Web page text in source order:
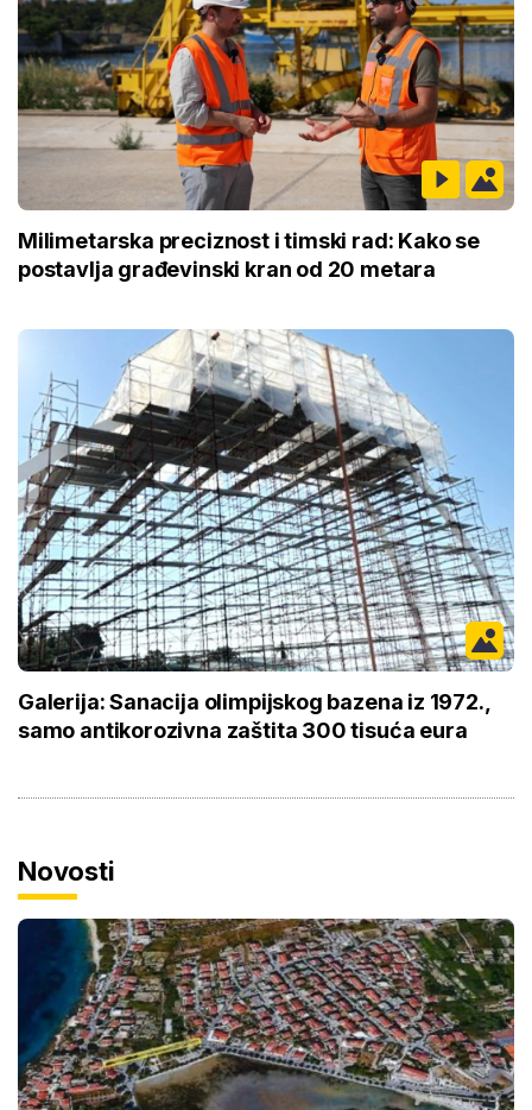
Milimetarska preciznost i timski rad: Kako se
postavlja građevinski kran od 20 metara
Galerija: Sanacija olimpijskog bazena iz 1972.,
samo antikorozivna zaštita 300 tisuća eura
Novosti